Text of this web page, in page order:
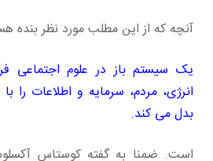
آنچه که از این مطلب مورد نظر بنده
یک سیستم باز در علوم اجتماعی
انرژی، مردم، سرمایه و اطلاعات
بدل می کند.
است. ضمنا به گفته کوستاس